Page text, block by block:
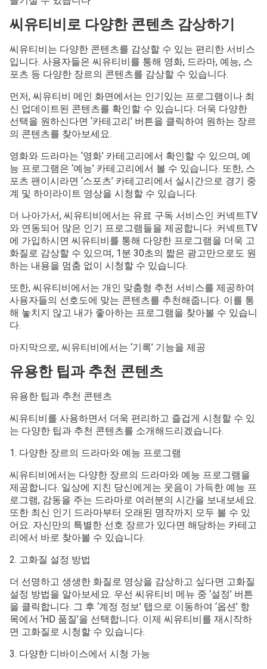
씨유티비로 다양한 콘텐츠 감상하기
씨유티비는 다양한 콘텐츠를 감상할 수 있는 편리한 서비스
입니다. 사용자들은 씨유티비를 통해 영화, 드라마, 예능, 스
포츠 등 다양한 장르의 콘텐츠를 감상할 수 있습니다.
먼저, 씨유티비 메인 화면에서는 인기있는 프로그램이나 최
신 업데이트된 콘텐츠를 확인할 수 있습니다. 더욱 다양한
선택을 원하신다면 ‘카테고리’ 버튼을 클릭하여 원하는 장르
의 콘텐츠를 찾아보세요.
영화와 드라마는 ‘영화’ 카테고리에서 확인할 수 있으며, 예
능 프로그램은 ‘예능’ 카테고리에서 볼 수 있습니다. 또한, 스
포츠 팬이시라면 ‘스포츠’ 카테고리에서 실시간으로 경기 중
계 및 하이라이트 영상을 시청할 수 있습니다.
더 나아가서, 씨유티비에서는 유료 구독 서비스인 커넥트TV
와 연동되어 많은 인기 프로그램들을 제공합니다. 커넥트TV
에 가입하시면 씨유티비를 통해 다양한 프로그램을 더욱 고
화질로 감상할 수 있으며, 1분 30초의 짧은 광고만으로도 원
하는 내용을 멈춤 없이 시청할 수 있습니다.
또한, 씨유티비에서는 개인 맞춤형 추천 서비스를 제공하여
사용자들의 선호도에 맞는 콘텐츠를 추천해줍니다. 이를 통
해 놓치지 않고 내가 좋아하는 프로그램을 찾아볼 수 있습니
다.
마지막으로, 씨유티비에서는 ‘기록’ 기능을 제공
유용한 팁과 추천 콘텐츠
유용한 팁과 추천 콘텐츠
씨유티비를 사용하면서 더욱 편리하고 즐겁게 시청할 수 있
는 다양한 팁과 추천 콘텐츠를 소개해드리겠습니다.
1. 다양한 장르의 드라마와 예능 프로그램
씨유티비에서는 다양한 장르의 드라마와 예능 프로그램을
제공합니다. 일상에 지친 당신에게는 웃음이 가득한 예능 프
로그램, 감동을 주는 드라마로 여러분의 시간을 보내보세요.
또한 최신 인기 드라마부터 오래된 명작까지 모두 볼 수 있
어요. 자신만의 특별한 선호 장르가 있다면 해당하는 카테고
리에서 바로 찾아볼 수 있습니다.
2. 고화질 설정 방법
더 선명하고 생생한 화질로 영상을 감상하고 싶다면 고화질
설정 방법을 알아보세요. 우선 씨유티비 메뉴 중 ‘설정’ 버튼
을 클릭합니다. 그 후 ‘계정 정보’ 탭으로 이동하여 ‘옵션’ 항
목에서 ‘HD 품질’을 선택합니다. 이제 씨유티비를 재시작하
면 고화질로 시청할 수 있습니다.
3. 다양한 디바이스에서 시청 가능